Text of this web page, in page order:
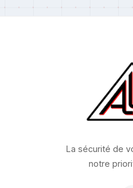
La sécurité de
notre